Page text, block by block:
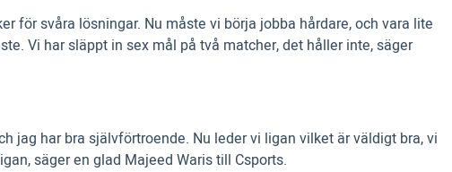
för svåra lösningar. Nu måste vi börja jobba hårdare, och vara lite
Vi har släppt in sex mål på två matcher, det håller inte, säger
jag har bra självförtroende. Nu leder vi ligan vilket är väldigt bra, vi
säger en glad Majeed Waris till Csports.